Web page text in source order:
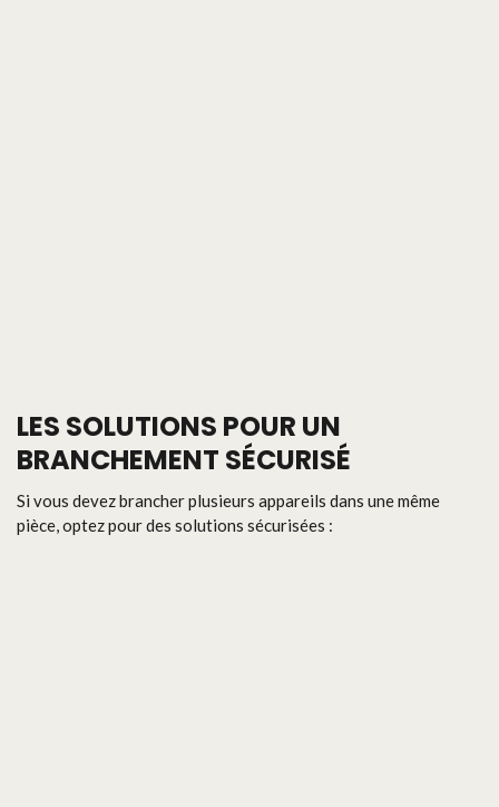
LES SOLUTIONS POUR UN
BRANCHEMENT SÉCURISÉ
Si vous devez brancher plusieurs appareils dans une même
pièce, optez pour des solutions sécurisées :